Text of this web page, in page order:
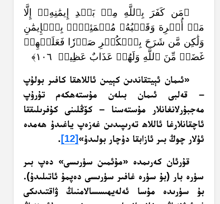
﴿مَن كَفَرَ بِٱللَّهِ مِنۢ بَعۡدِ إِيمَٰنِهِۦٓ إِلَّا
مَنۡ أُكۡرِهَ وَقَلۡبُهُۥ مُطۡمَئِنُّۢ بِٱلۡإِيمَٰنِ
وَلَٰكِن مَّن شَرَحَ بِٱلۡكُفۡرِ صَدۡرٗا فَعَلَيۡهِمۡ
غَضَبٞ مِّنَ ٱللَّهِ وَلَهُمۡ عَذَابٌ عَظِيمٞ ١٠٦﴾
«ئىمان ئېيتقاندىن كېيىن ئاللاھقا كافىر بولۇپ
– قەلبى ئىمان بىلەن مۇستەھكەم تۇرۇپ
مەجبۇرلانغانلار مۇستەسنا – كۆڭلىنى كۇفرىلىققا
ئاچقانلارغا ئاللاھ تەرىپىدىن غەزەپ ياغىدۇ ھەمدە
ئۇلار چوڭ بىر ئازابقا دۇچار بولىدۇ» [12]
.
قۇرئان كەرىمدە «مۇئمىن سۈرىسى» دەپ بىر
سۈرە بار (بۇ سۈرە غافىر سۈرىسى دەپمۇ ئاتىلىدۇ).
بۇ سۈرىدە مۇسا ئەلەيھىسسالامنىڭ ۋاقتىدىكى